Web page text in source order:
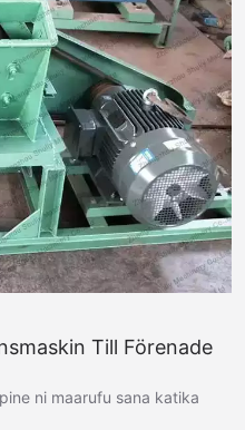
Till Förenade
ni maarufu sana katika